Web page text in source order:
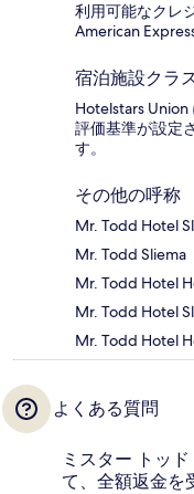
利用可能なクレ
American
宿泊施設クラ
Hotelstars
評価基準が設定
す。
その他の呼称
Mr. Todd Hotel
Mr. Todd Sliema
Mr. Todd Hotel
Mr. Todd Hotel
Mr. Todd Hotel
よくある質問
ミスター トッ
て、全額返金を